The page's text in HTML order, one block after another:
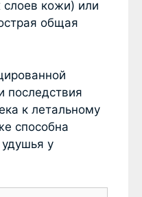
слоев кожи) или
общая
последствия
к летальному
способна
у